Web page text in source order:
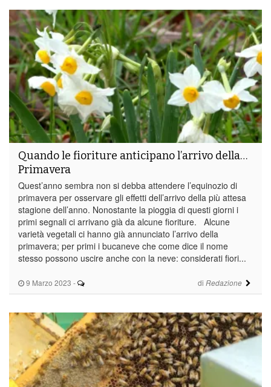
9 Marzo 2023 - di Redazione
Quando le fioriture anticipano l’arrivo della…
Primavera
Quest’anno sembra non si debba attendere l’equinozio di
primavera per osservare gli effetti dell’arrivo della più attesa
stagione dell’anno. Nonostante la pioggia di questi giorni i
primi segnali ci arrivano già da alcune fioriture. Alcune
varietà vegetali ci hanno già annunciato l’arrivo della
primavera; per primi i bucaneve che come dice il nome
stesso possono uscire anche con la neve: considerati fiori...